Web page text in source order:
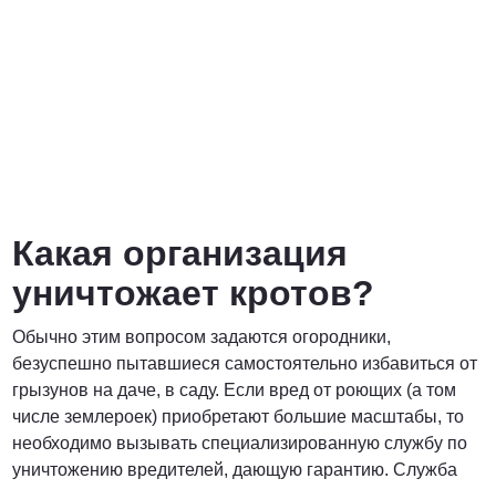
Какая организация
уничтожает кротов?
Обычно этим вопросом задаются огородники,
безуспешно пытавшиеся самостоятельно избавиться от
грызунов на даче, в саду. Если вред от роющих (а том
числе землероек) приобретают большие масштабы, то
необходимо вызывать специализированную службу по
уничтожению вредителей, дающую гарантию. Служба